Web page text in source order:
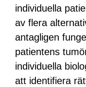
individuella
av flera
antagligen
patientens
individuella
att identifiera